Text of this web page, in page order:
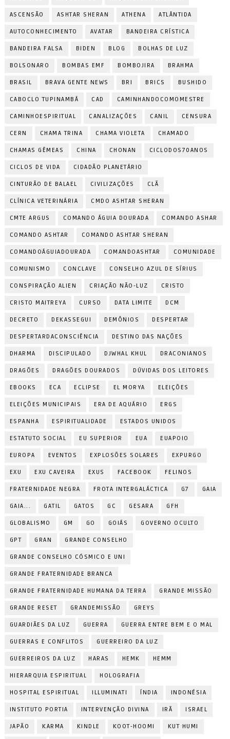
ASCENSÃO ASHTAR SHERAN ATHENA ATLÂNTIDA
AUTOCONHECIMENTO AVATAR BANDEIRA CRÍSTICA
BANDEIRA FALSA BIDEN BLOG BOLHAS DE LUZ
BOLSONARO BOMBAS EMF BOMBOJIRA BRAHMA
BRASIL BRAVA GENTE NEWS BRI BRICS BUSHIDO
CABOCLO TUPINAMBÁ CAD CAMINHANDOCOMOMESTRE
CAMINHOESPIRITUAL CANALIZAÇÕES CANIL CENSURA
CERN CHAMA TRINA CHAMA VIOLETA CHAMADO
CHAMAS GÊMEAS CHINA CHONAN CICLODOS70ANOS
CICLOS DE VIDA CIDADÃO PLANETÁRIO
CINTURÃO DE BALAEL CIVILIZAÇÕES CLÃ
CLÍNICA VETERINÁRIA CMDO ASHTAR SHERAN
CMTE ARGUS COMANDO ÁGUIA DOURADA COMANDO ASHAR
COMANDO ASHTAR COMANDO ASHTAR SHERAN
COMANDOÁGUIADOURADA COMANDOASHTAR COMUNIDADE
COMUNISMO CONCLAVE CONSELHO AZUL DE SÍRIUS
CONSPIRAÇÃO ALIEN CRIAÇÃO NÃO-LUZ CRISTO
CRISTO MAITREYA CURSO DATA LIMITE DCM
DECRETO DEKASSEGUI DEMÔNIOS DESPERTAR
DESPERTARDACONSCIÊNCIA DESTINO DAS NAÇÕES
DHARMA DISCIPULADO DJWHAL KHUL DRACONIANOS
DRAGÕES DRAGÕES DOURADOS DÚVIDAS DOS LEITORES
EBOOKS ECA ECLIPSE EL MORYA ELEIÇÕES
ELEIÇÕES MUNICIPAIS ERA DE AQUÁRIO ERGS
ESPANHA ESPIRITUALIDADE ESTADOS UNIDOS
ESTATUTO SOCIAL EU SUPERIOR EUA EUAPOIO
EUROPA EVENTOS EXPLOSÕES SOLARES EXPURGO
EXU EXU CAVEIRA EXUS FACEBOOK FELINOS
FRATERNIDADE NEGRA FROTA INTERGALÁCTICA G7 GAIA
GAIA... GATIL GATOS GC GESARA GFH
GLOBALISMO GM GO GOIÁS GOVERNO OCULTO
GPT GRAN GRANDE CONSELHO
GRANDE CONSELHO CÓSMICO E UNI
GRANDE FRATERNIDADE BRANCA
GRANDE FRATERNIDADE HUMANA DA TERRA GRANDE MISSÃO
GRANDE RESET GRANDEMISSÃO GREYS
GUARDIÃES DA LUZ GUERRA GUERRA ENTRE BEM E O MAL
GUERRAS E CONFLITOS GUERREIRO DA LUZ
GUERREIROS DA LUZ HARAS HEMK HEMM
HIERARQUIA ESPIRITUAL HOLOGRAFIA
HOSPITAL ESPIRITUAL ILLUMINATI ÍNDIA INDONÉSIA
INSTITUTO PORTIA INTERVENÇÃO DIVINA IRÃ ISRAEL
JAPÃO KARMA KINDLE KOOT-HOOMI KUT HUMI